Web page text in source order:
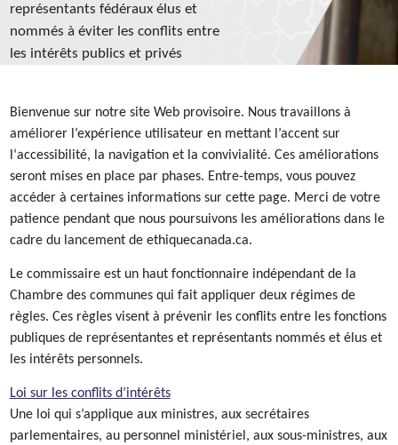
représentants fédéraux élus et
nommés à éviter les conflits entre
les intérêts publics et privés
Bienvenue sur notre site Web provisoire. Nous travaillons à
améliorer l’expérience utilisateur en mettant l’accent sur
l‘accessibilité, la navigation et la convivialité. Ces améliorations
seront mises en place par phases. Entre-temps, vous pouvez
accéder à certaines informations sur cette page. Merci de votre
patience pendant que nous poursuivons les améliorations dans le
cadre du lancement de ethiquecanada.ca.
Le commissaire est un haut fonctionnaire indépendant de la
Chambre des communes qui fait appliquer deux régimes de
règles. Ces règles visent à prévenir les conflits entre les fonctions
publiques de représentantes et représentants nommés et élus et
les intérêts personnels.
Loi sur les conflits d’intérêts
Une loi qui s’applique aux ministres, aux secrétaires
parlementaires, au personnel ministériel, aux sous-ministres, aux